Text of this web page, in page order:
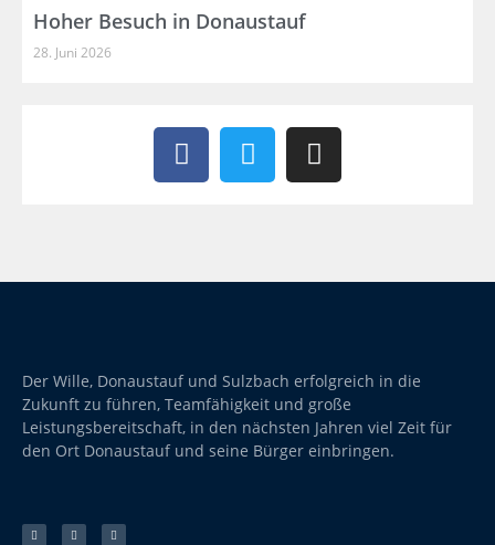
Hoher Besuch in Donaustauf
28. Juni 2026
Der Wille, Donaustauf und Sulzbach erfolgreich in die
Zukunft zu führen, Teamfähigkeit und große
Leistungsbereitschaft, in den nächsten Jahren viel Zeit für
den Ort Donaustauf und seine Bürger einbringen.